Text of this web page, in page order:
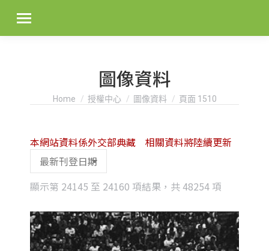
圖像資料
You are here:
Home 授權中心 圖像資料 頁面 1510
顯示第 24145 至 24160 項結果，共 48254 項
latest
本網站資料係外交部典藏 相關資料將陸續更新